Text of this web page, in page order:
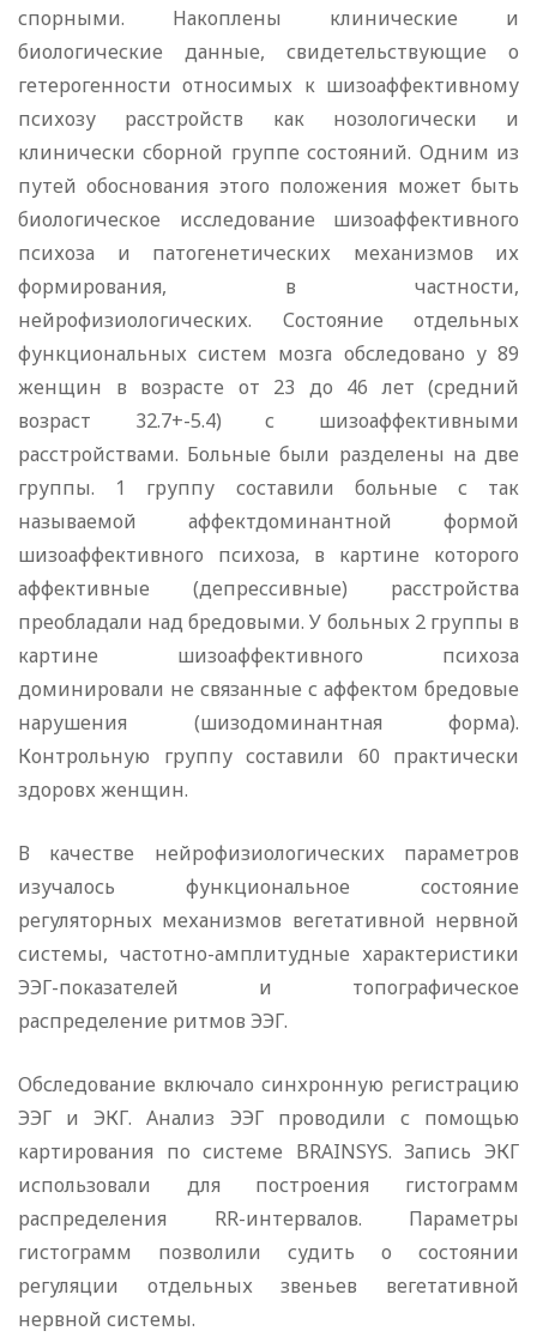
спорными. Накоплены клинические и
биологические данные, свидетельствующие о
гетерогенности относимых к шизоаффективному
психозу расстройств как нозологически и
клинически сборной группе состояний. Одним из
путей обоснования этого положения может быть
биологическое исследование шизоаффективного
психоза и патогенетических механизмов их
формирования, в частности,
нейрофизиологических. Состояние отдельных
функциональных систем мозга обследовано у 89
женщин в возрасте от 23 до 46 лет (средний
возраст 32.7+-5.4) с шизоаффективными
расстройствами. Больные были разделены на две
группы. 1 группу составили больные с так
называемой аффектдоминантной формой
шизоаффективного психоза, в картине которого
аффективные (депрессивные) расстройства
преобладали над бредовыми. У больных 2 группы в
картине шизоаффективного психоза
доминировали не связанные с аффектом бредовые
нарушения (шизодоминантная форма).
Контрольную группу составили 60 практически
здоровх женщин.
В качестве нейрофизиологических параметров
изучалось функциональное состояние
регуляторных механизмов вегетативной нервной
системы, частотно-амплитудные характеристики
ЭЭГ-показателей и топографическое
распределение ритмов ЭЭГ.
Обследование включало синхронную регистрацию
ЭЭГ и ЭКГ. Анализ ЭЭГ проводили с помощью
картирования по системе BRAINSYS. Запись ЭКГ
использовали для построения гистограмм
распределения RR-интервалов. Параметры
гистограмм позволили судить о состоянии
регуляции отдельных звеньев вегетативной
нервной системы.